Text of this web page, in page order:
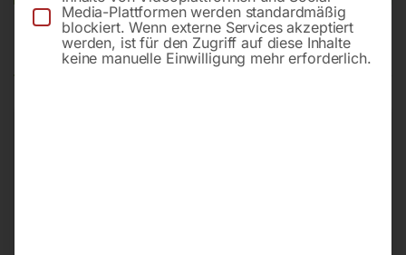
Produktsicherheit
Media-Plattformen werden standardmäßig
blockiert. Wenn externe Services akzeptiert
werden, ist für den Zugriff auf diese Inhalte
keine manuelle Einwilligung mehr erforderlich.